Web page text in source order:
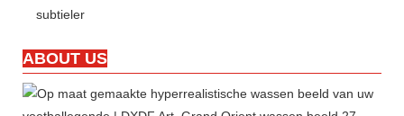
subtieler
ABOUT US